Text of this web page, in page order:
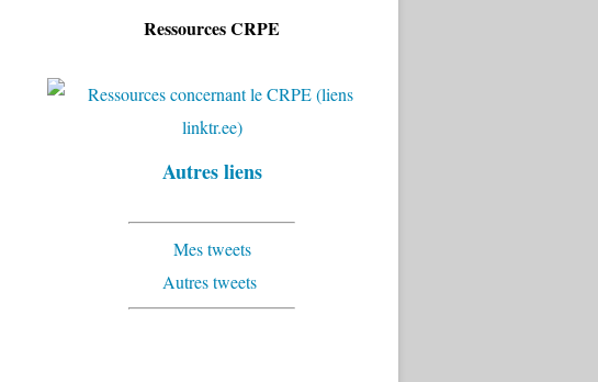
Ressources CRPE
Autres liens
Mes tweets
Autres tweets